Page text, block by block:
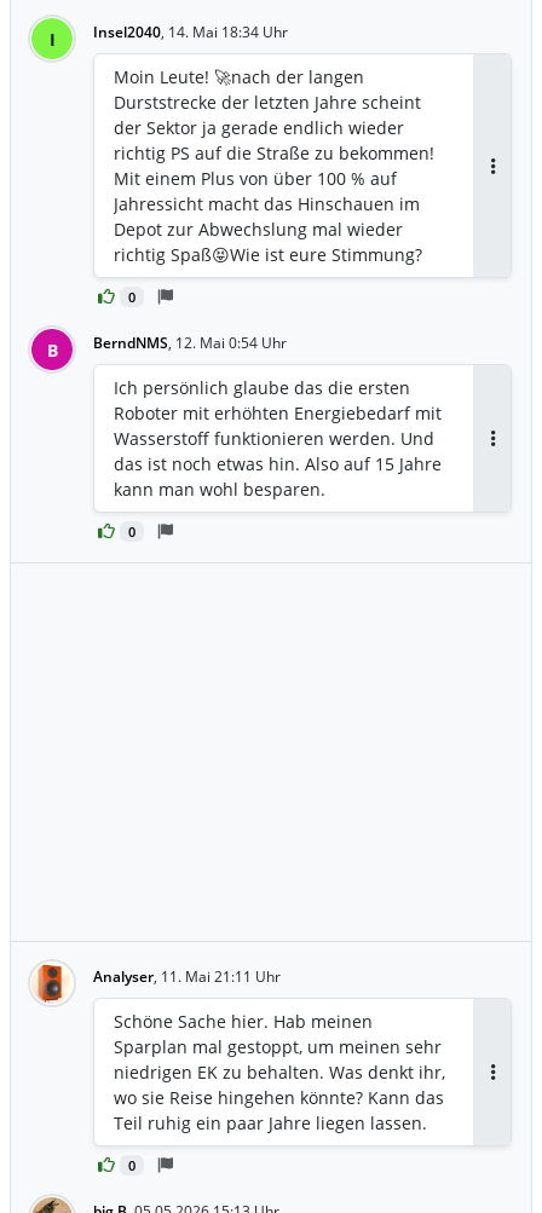
I Insel2040, 14. Mai 18:34 Uhr
0
Moin Leute! 🚀 ​nach der langen
Durststrecke der letzten Jahre scheint
der Sektor ja gerade endlich wieder
richtig PS auf die Straße zu bekommen!
Mit einem Plus von über 100 % auf
Jahressicht macht das Hinschauen im
Depot zur Abwechslung mal wieder
richtig Spaß😝 ​Wie ist eure Stimmung? ​
Glaubt ihr, das ist jetzt der nachhaltige
Durchbruch oder nur ein kurzes Hype-
nehmt ihr bei den aktuellen Kursen auch
mal Gewinne mit? ​Bin gespannt auf eure
Einschätzungen – sonnige Renditegrüße!
B BerndNMS, 12. Mai 0:54 Uhr
0
Ich persönlich glaube das die ersten
Roboter mit erhöhten Energiebedarf mit
Wasserstoff funktionieren werden. Und
das ist noch etwas hin. Also auf 15 Jahre
kann man wohl besparen.
Analyser, 11. Mai 21:11 Uhr
0
Schöne Sache hier. Hab meinen
Sparplan mal gestoppt, um meinen sehr
niedrigen EK zu behalten. Was denkt ihr,
wo sie Reise hingehen könnte? Kann das
Teil ruhig ein paar Jahre liegen lassen.